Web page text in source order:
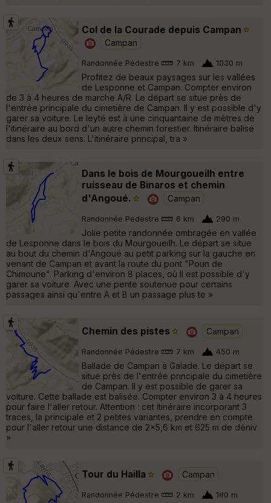
Col de la Courade depuis Campan
Campan
Randonnée Pédestre 7 km 1030 m
Profitez de beaux paysages sur les vallées
de Lesponne et Campan. Compter environ
de 3 à 4 heures de marche A/R. Le départ se situe près de
l'entrée principale du cimetière de Campan. Il y est possible d'y
garer sa voiture. Le leyté est à une cinquantaine de mètres de
l'itinéraire au bord d'un autre chemin forestier. Itinéraire balisé
dans les deux sens. L'itinéraire principal, tra »
Dans le bois de Mourgoueilh entre
ruisseau de Binaros et chemin
d'Angoué.
Campan
Randonnée Pédestre 6 km 290 m
Jolie petite randonnée ombragée en vallée
de Lesponne dans le bois du Mourgoueilh. Le départ se situe
au bout du chemin d'Angoué au petit parking sur la gauche en
venant de Campan et avant la route du pont "Poun de
Chimoune". Parking d'environ 8 places, où Il est possible d'y
garer sa voiture. Avec une pente soutenue pour certains
passages ainsi qu'entre A et B un passage plus te »
Chemin des pistes Campan
Randonnée Pédestre 7 km 450 m
Ballade de Campan à Galade. Le départ se
situe près de l'entrée principale du cimetière
de Campan. Il y est possible de garer sa
voiture. Cette ballade est balisée. Compter environ 3 à 4 heures
pour faire l'aller retour. Attention : cet itinéraire incorporant 3
traces, la principale et 2 petites variantes, prendre en compte
pour l'aller retour une distance de 2x5,6 km et 625 m de déniv
»
Tour du Hailla Campan
Randonnée Pédestre 2 km 180 m